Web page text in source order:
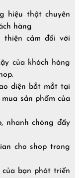
hiệu thật chuyên
hàng
thiện cảm đối với
của khách hàng
diện bắt mắt tại
sản phẩm của
nhanh chóng đẩy
cho shop trong
bạn phát triển